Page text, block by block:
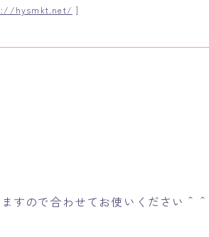
hysmkt.net/ ]
すので合わせてお使いください＾＾